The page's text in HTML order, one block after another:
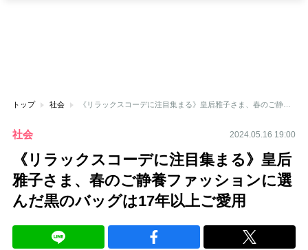
トップ 社会 《リラックスコーデに注目集まる》皇后雅子さま、春のご静養ファッションに選んだ黒のバッグは17年以上ご愛用
社会 2024.05.16 19:00
《リラックスコーデに注目集まる》皇后
雅子さま、春のご静養ファッションに選
んだ黒のバッグは17年以上ご愛用